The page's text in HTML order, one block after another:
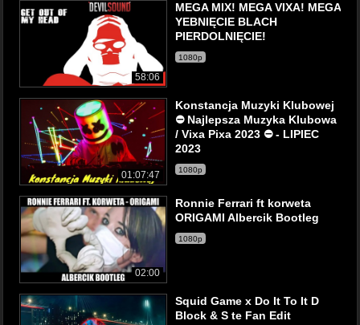
58:06
MEGA MIX! MEGA VIXA! MEGA
YEBNIĘCIE BLACH
PIERDOLNIĘCIE!
1080p
01:07:47
Konstancja Muzyki Klubowej
⛔ Najlepsza Muzyka Klubowa
/ Vixa Pixa 2023 ⛔ - LIPIEC
2023
1080p
02:00
Ronnie Ferrari ft korweta
ORIGAMI Albercik Bootleg
1080p
Squid Game x Do It To It D
Block & S te Fan Edit